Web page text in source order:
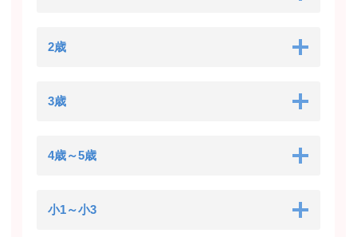
2歳
3歳
4歳～5歳
小1～小3